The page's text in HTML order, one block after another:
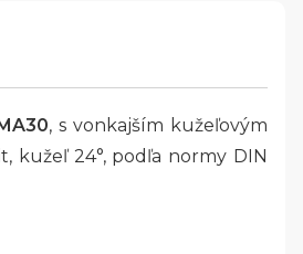
, s vonkajším kužeľovým
kužeľ 24°, podľa normy DIN